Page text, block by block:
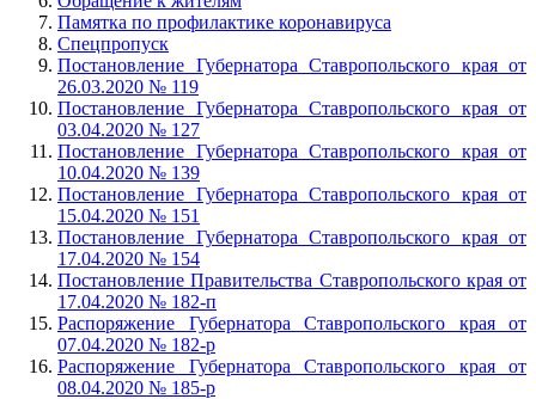
Памятка по профилактике коронавируса
Спецпропуск
Постановление Губернатора Ставропольского края от
26.03.2020 № 119
Постановление Губернатора Ставропольского края от
03.04.2020 № 127
Постановление Губернатора Ставропольского края от
10.04.2020 № 139
Постановление Губернатора Ставропольского края от
15.04.2020 № 151
Постановление Губернатора Ставропольского края от
17.04.2020 № 154
Постановление Правительства Ставропольского края от
17.04.2020 № 182-п
Распоряжение Губернатора Ставропольского края от
07.04.2020 № 182-р
Распоряжение Губернатора Ставропольского края от
08.04.2020 № 185-р